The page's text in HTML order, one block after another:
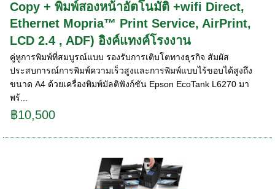
Copy + พิมพ์สองหน้าอัตโนมัติ +wifi Direct,
Ethernet Mopria™ Print Service, AirPrint,
LCD 2.4 , ADF) อิงค์แทงค์โรงงาน
คู่หูการพิมพ์ที่สมบูรณ์แบบ รองรับการเติบโตทางธุรกิจ สัมผัส
ประสบการณ์การพิมพ์ความเร็วสูงและการพิมพ์แบบไร้ขอบได้สูงถึง
ขนาด A4 ด้วยเครื่องพิมพ์มัลติฟังก์ชัน Epson EcoTank L6270 มา
พร้...
฿10,500